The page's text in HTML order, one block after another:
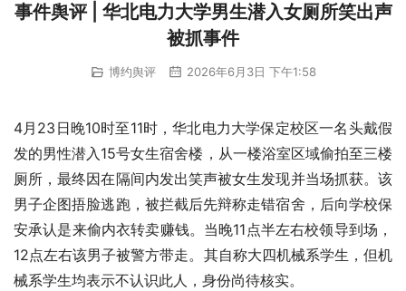
事件舆评 | 华北电力大学男生潜入女厕所笑出声
被抓事件
博约舆评 2026年6月3日 下午1:58
4月23日晚10时至11时，华北电力大学保定校区一名头戴假
发的男性潜入15号女生宿舍楼，从一楼浴室区域偷拍至三楼
厕所，最终因在隔间内发出笑声被女生发现并当场抓获。该
男子企图捂脸逃跑，被拦截后先辩称走错宿舍，后向学校保
安承认是来偷内衣转卖赚钱。当晚11点半左右校领导到场，
12点左右该男子被警方带走。其自称大四机械系学生，但机
械系学生均表示不认识此人，身份尚待核实。